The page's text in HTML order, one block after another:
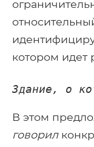
котором идет
Здание, о
В этом
говорил